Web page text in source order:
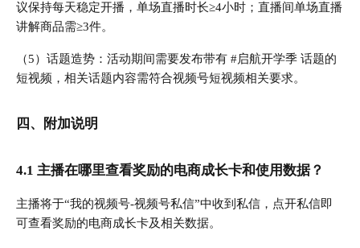
议保持每天稳定开播，单场直播时长≥4小时；直播间单场直播
讲解商品需≥3件。
（5）话题造势：活动期间需要发布带有 #启航开学季 话题的
短视频，相关话题内容需符合视频号短视频相关要求。
四、附加说明
4.1 主播在哪里查看奖励的电商成长卡和使用数据？
主播将于“我的视频号-视频号私信”中收到私信，点开私信即
可查看奖励的电商成长卡及相关数据。